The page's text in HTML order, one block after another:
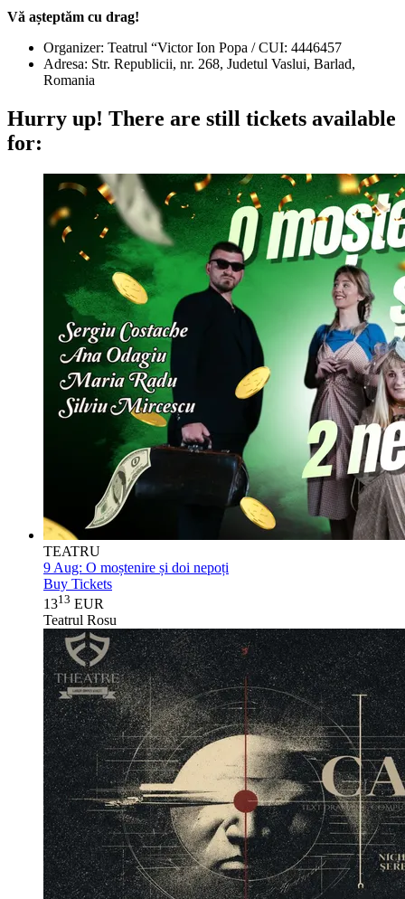
Vă așteptăm cu drag!
Organizer: Teatrul “Victor Ion Popa / CUI: 4446457
Adresa: Str. Republicii, nr. 268, Judetul Vaslui, Barlad,
Romania
Hurry up! There are still tickets available
for:
TEATRU
9 Aug: O moștenire și doi nepoți
Buy Tickets
1313 EUR
Teatrul Rosu